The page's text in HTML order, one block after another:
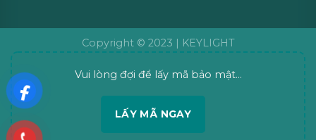
Copyright © 2023 | KEYLIGHT
Vui lòng đợi để lấy mã bảo mật...
LẤY MÃ NGAY